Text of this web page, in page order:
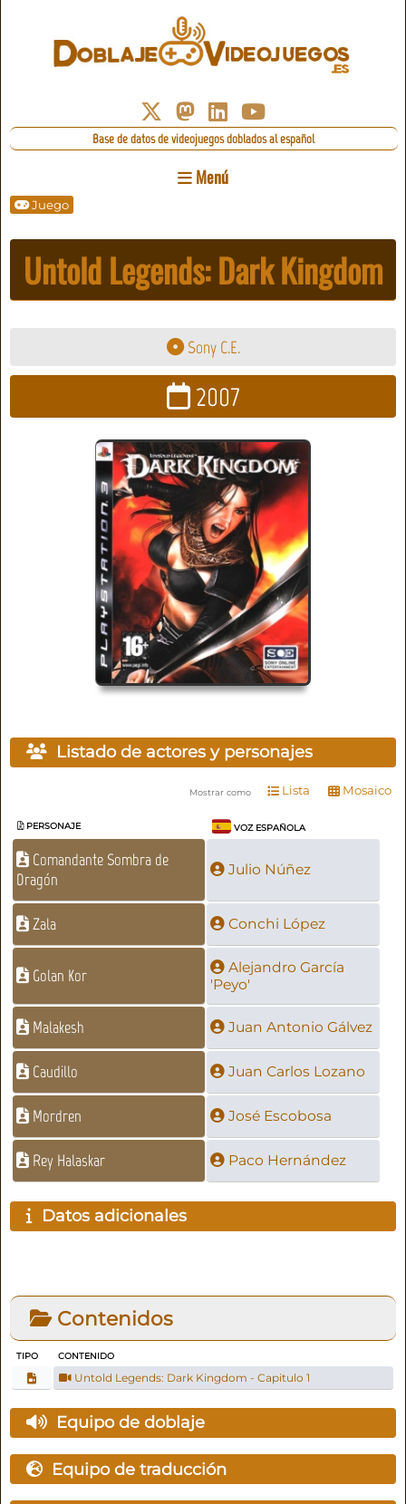
Base de datos de videojuegos doblados al español
Menú
Juego
Untold Legends: Dark Kingdom
Sony C.E.
2007
Listado de actores y personajes
Mostrar como Lista Mosaico
PERSONAJE VOZ ESPAÑOLA
Comandante Sombra de
Dragón
Julio Núñez
Zala Conchi López
Golan Kor
Alejandro García
'Peyo'
Malakesh Juan Antonio Gálvez
Caudillo Juan Carlos Lozano
Mordren José Escobosa
Rey Halaskar Paco Hernández
Datos adicionales
Contenidos
TIPO CONTENIDO
Untold Legends: Dark Kingdom - Capitulo 1
Equipo de doblaje
Equipo de traducción